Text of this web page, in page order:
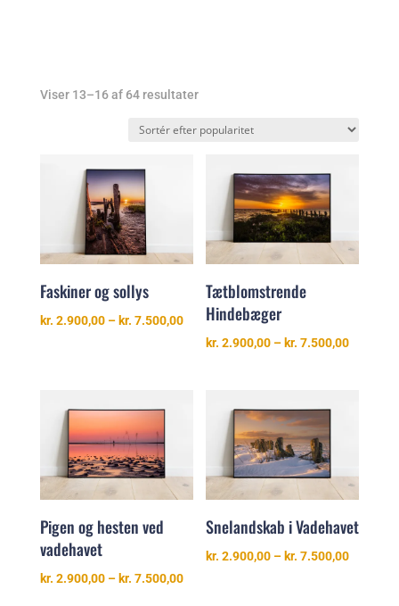
Viser 13–16 af 64 resultaterSorteret
popularitet
Faskiner og sollys
kr. 2.900,00 – kr. 7.500,00Prisinterval:
kr. 2.900,00
Tætblomstrende
Hindebæger
kr. 2.900,00 – kr. 7.500,00
Pigen og hesten ved
vadehavet
kr. 2.900,00 – kr. 7.500,00Prisinterval:
Snelandskab i Vadehavet
kr. 2.900,00 – kr. 7.500,00